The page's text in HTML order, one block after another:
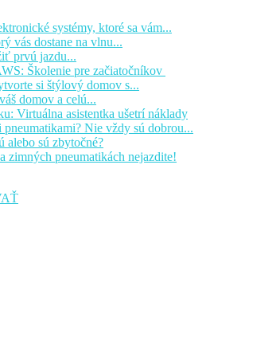
systémy, ktoré sa vám...
vás dostane na vlnu...
prvú jazdu...
Školenie pre začiatočníkov
si štýlový domov s...
domov a celú...
Virtuálna asistentka ušetrí náklady
Nie vždy sú dobrou...
alebo sú zbytočné?
zimných pneumatikách nejazdite!